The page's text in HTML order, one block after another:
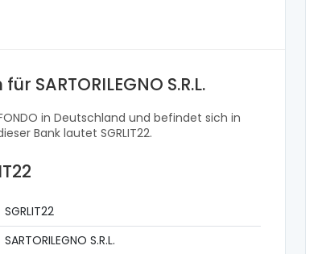
S.R.L.
FONDO in Deutschland und befindet sich in
Bank lautet SGRLIT22.
SGRLIT22
SARTORILEGNO S.R.L.